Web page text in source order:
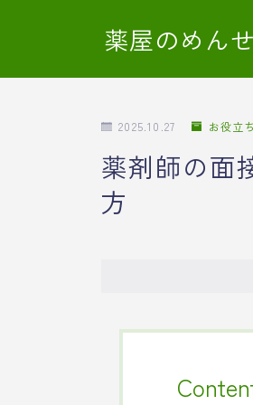
薬屋のめん
2025.10.27 お役立
薬剤師の面
方